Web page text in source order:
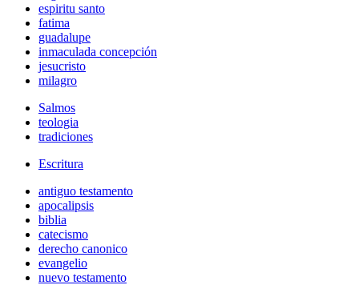
espiritu santo
fatima
guadalupe
inmaculada concepción
jesucristo
milagro
Salmos
teologia
tradiciones
Escritura
antiguo testamento
apocalipsis
biblia
catecismo
derecho canonico
evangelio
nuevo testamento